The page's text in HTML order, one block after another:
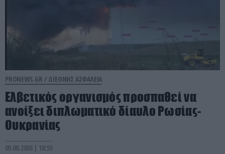
PRONEWS.GR / ΔΙΕΘΝΗΣ ΑΣΦΑΛΕΙΑ
Ελβετικός οργανισμός προσπαθεί να
ανοίξει διπλωματικό δίαυλο Ρωσίας-
Ουκρανίας
05.08.2026 | 18:55